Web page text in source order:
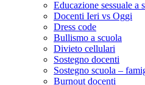
Educazione sessuale a
Docenti Ieri vs Oggi
Dress code
Bullismo a scuola
Divieto cellulari
Sostegno docenti
Sostegno scuola –
Burnout docenti